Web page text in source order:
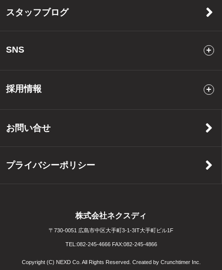
スタッフブログ
SNS
採用情報
お問い合せ
プライバシーポリシー
株式会社ネクスディ
〒730-0051 広島市中区大手町3-1-3IT大手町ビル1F
TEL:082-245-4666FAX:082-245-4866
Copyright (C) NEXD Co. All Rights Reserved. Created by Crunchtimer Inc.